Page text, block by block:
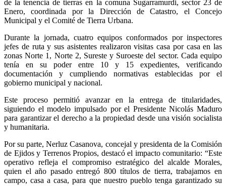
de la tenencia de tierras en la comuna Sugarramurdi, sector 23 de
Enero, coordinada por la Dirección de Catastro, el Concejo
Municipal y el Comité de Tierra Urbana.
Durante la jornada, cuatro equipos conformados por inspectores
jefes de ruta y sus asistentes realizaron visitas casa por casa en las
zonas Norte 1, Norte 2, Sureste y Suroeste del sector. Cada equipo
tenía en su poder entre 10 y 15 expedientes, verificando
documentación y cumpliendo normativas establecidas por el
gobierno municipal y nacional.
Este proceso permitió avanzar en la entrega de titularidades,
siguiendo el modelo impulsado por el Presidente Nicolás Maduro
para garantizar el derecho a la propiedad desde una visión socialista
y humanitaria.
Por su parte, Nerluz Casanova, concejal y presidenta de la Comisión
de Ejidos y Terrenos Propios, destacó el impacto comunitario: “Este
operativo refleja el compromiso estratégico del alcalde Morales,
quien el año pasado entregó 800 títulos de tierra, trabajamos en
campo, casa a casa, para que nuestro pueblo tenga garantizado su